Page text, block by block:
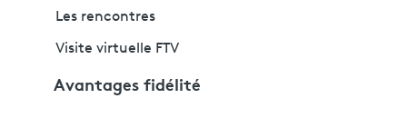
Les rencontres
Visite virtuelle FTV
Avantages fidélité